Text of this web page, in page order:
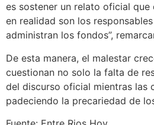
es sostener un relato oficial
en realidad son los
administran los fondos”,
De esta manera, el malestar
cuestionan no solo la falta de
del discurso oficial mientras las
padeciendo la precariedad de